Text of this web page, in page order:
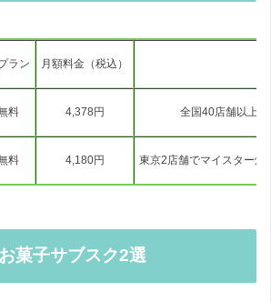
ラン 月額料金（税込）
料 4,378円 全国40店舗以上
料 4,180円 東京2店舗でマイスター焙
菓子サブスク2選